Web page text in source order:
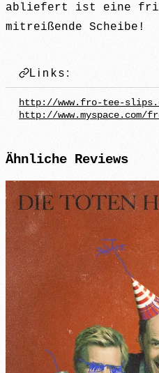
abliefert ist eine
mitreißende Scheibe!
Links:
http://www.fro-tee-
http://www.myspace.com/
Ähnliche Reviews